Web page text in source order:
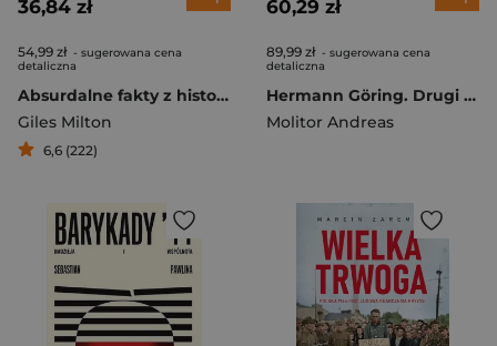
36,84 zł
54,99 zł - sugerowana cena
detaliczna
Absurdalne fakty z historii. Mózg Lenina, zwłoki Chaplina i ostatni dodo
Giles Milton
6,6 (222)
60,29 zł
89,99 zł - sugerowana cena
detaliczna
Hermann Göring. Drugi człowiek Trzeciej Rzeszy
Molitor Andreas